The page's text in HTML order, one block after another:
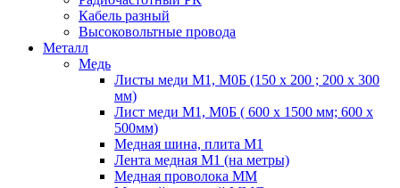
Кабель разный
Высоковольтные провода
Металл
Медь
Листы меди М1, М0Б (150 х 200 ; 200 х 300
мм)
Лист меди М1, М0Б ( 600 х 1500 мм; 600 х
500мм)
Медная шина, плита М1
Лента медная М1 (на метры)
Медная проволока ММ